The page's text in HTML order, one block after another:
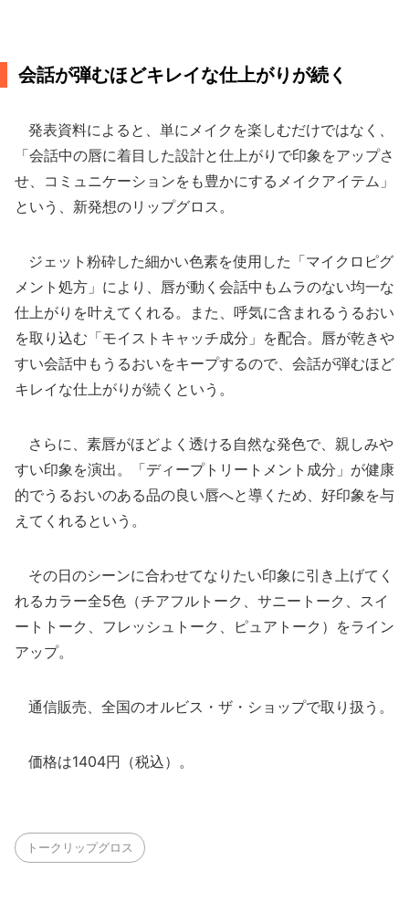
会話が弾むほどキレイな仕上がりが続く
発表資料によると、単にメイクを楽しむだけではなく、
「会話中の唇に着目した設計と仕上がりで印象をアップさ
せ、コミュニケーションをも豊かにするメイクアイテム」
という、新発想のリップグロス。
ジェット粉砕した細かい色素を使用した「マイクロピグ
メント処方」により、唇が動く会話中もムラのない均一な
仕上がりを叶えてくれる。また、呼気に含まれるうるおい
を取り込む「モイストキャッチ成分」を配合。唇が乾きや
すい会話中もうるおいをキープするので、会話が弾むほど
キレイな仕上がりが続くという。
さらに、素唇がほどよく透ける自然な発色で、親しみや
すい印象を演出。「ディープトリートメント成分」が健康
的でうるおいのある品の良い唇へと導くため、好印象を与
えてくれるという。
その日のシーンに合わせてなりたい印象に引き上げてく
れるカラー全5色（チアフルトーク、サニートーク、スイ
ートトーク、フレッシュトーク、ピュアトーク）をライン
アップ。
通信販売、全国のオルビス・ザ・ショップで取り扱う。
価格は1404円（税込）。
トークリップグロス